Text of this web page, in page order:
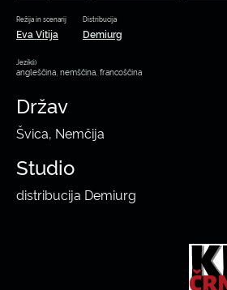
Režija in scenarij
Eva Vitija
Distribucija
Demiurg
Jezik(i)
angleščina, nemščina, francoščina
Držav
Švica, Nemčija
Studio
distribucija Demiurg